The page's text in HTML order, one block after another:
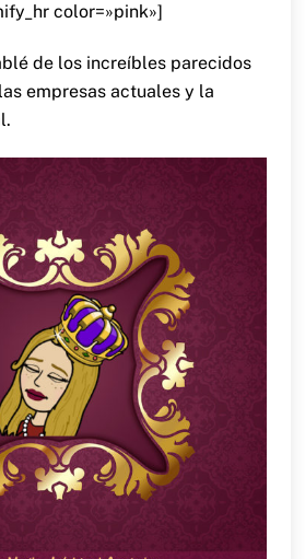
color=»pink»]
de los increíbles parecidos
empresas actuales y la